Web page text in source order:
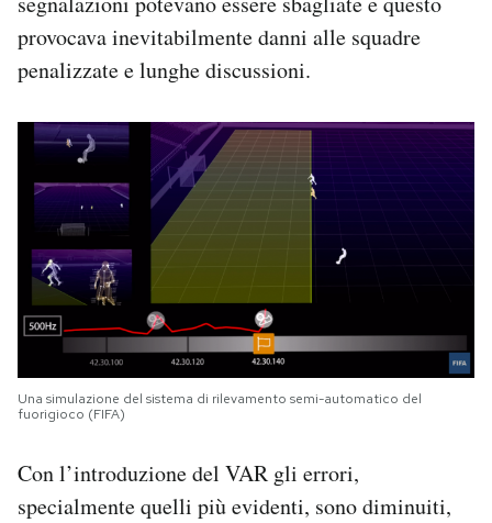
provocava inevitabilmente danni alle squadre
penalizzate e lunghe discussioni.
Una simulazione del sistema di rilevamento semi-automatico del
fuorigioco (FIFA)
Con l’introduzione del VAR gli errori,
specialmente quelli più evidenti, sono diminuiti,